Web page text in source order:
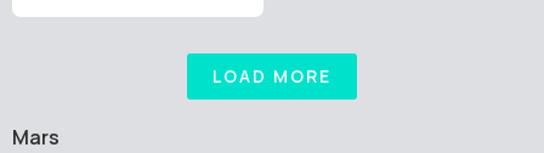
LOAD MORE
Mars